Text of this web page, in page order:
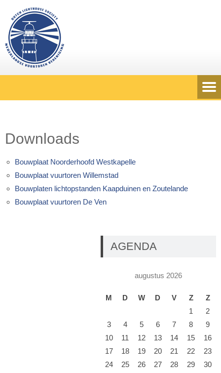
Downloads
Bouwplaat Noorderhoofd Westkapelle
Bouwplaat vuurtoren Willemstad
Bouwplaten lichtopstanden Kaapduinen en Zoutelande
Bouwplaat vuurtoren De Ven
AGENDA
augustus 2026
M D W D V Z
Z
1
2
3
4 5 6 7 8
9
10
11 12 13 14 15
16
17
18 19 20 21 22
23
24
25 26 27 28 29
30